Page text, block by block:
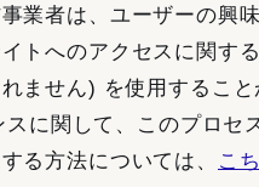
業者は、ユーザーの興
トへのアクセスに関す
ません) を使用すること
スに関して、このプロ
る方法については、
こ